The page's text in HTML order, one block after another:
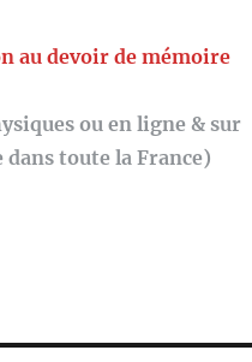
au devoir de mémoire
ou en ligne & sur
toute la France)